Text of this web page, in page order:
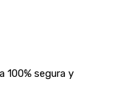
100% segura y